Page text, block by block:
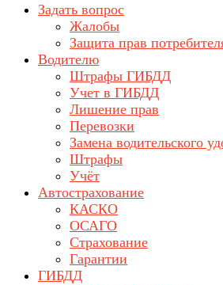
Задать вопрос
Жалобы
Защита прав
Водителю
Штрафы ГИБДД
Учет в ГИБДД
Лишение прав
Перевозки
Замена водительского
Штрафы
Учёт
Автострахование
КАСКО
ОСАГО
Страхование
Гарантии
ГИБДД